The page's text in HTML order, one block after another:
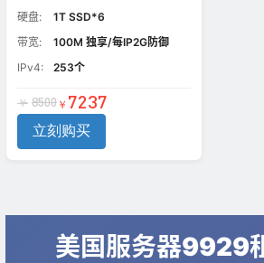
硬盘:
1T SSD*6
带宽:
100M 独享/每IP2G防御
IPv4:
253个
￥ 8500 ￥ 7237
立刻购买
美国服务器9929